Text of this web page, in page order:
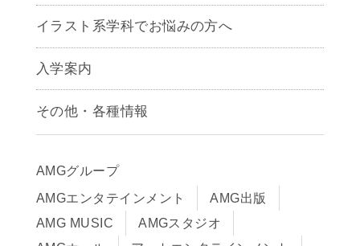
アニメーション学科
声優学科
イラスト系学科でお悩みの方へ
入学案内
募集要項
早期出願制度・AOエントリー
入学までの流れ
学費サポート・各種制度
学費について
その他・各種情報
アクセス
サイトポリシー
在校生・保護者の方へ
卒業生の皆様へ
AMGグループ
AMGエンタテインメント
AMG出版
AMG MUSIC
AMGスタジオ